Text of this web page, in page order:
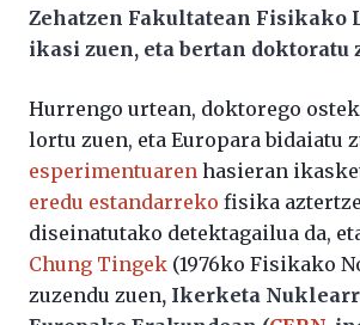
Zehatzen Fakultatean Fisikako
ikasi zuen, eta bertan doktoratu
Hurrengo urtean, doktorego
lortu zuen, eta Europara bidaiatu
esperimentuaren hasieran
eredu estandarreko fisika
diseinatutako detektagailua da,
Chung Tingek (1976ko Fisikako
zuzendu zuen, Ikerketa